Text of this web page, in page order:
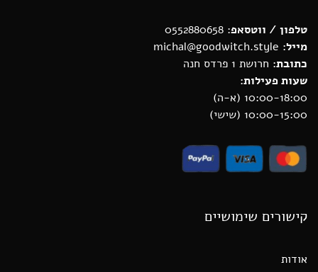
טלפון / ווטסאפ: 0552880658
מייל:
כתובת: חרושת 1 פרדס חנה
שעות פעילות:
10:00-18:00 (א-ה)
10:00-15:00 (שישי)
קישורים שימושיים
אודות